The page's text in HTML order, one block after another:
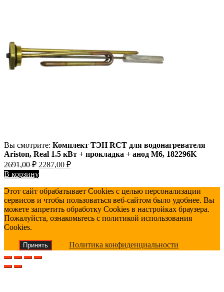
Вы смотрите: Комплект ТЭН RCT для водонагревателя
Ariston, Real 1.5 кВт + прокладка + анод М6, 182296K
2691,00₽ Первоначальная
цена
составляла
2691,00 ₽.
2287,00 ₽Текущая
В корзину
Этот сайт обрабатывает Cookies с целью персонализации
сервисов и чтобы пользоваться веб-сайтом было удобнее. Вы
можете запретить обработку Cookies в настройках браузера.
Пожалуйста, ознакомьтесь с политикой использования
Cookies.
Принять Политика конфиденциальности